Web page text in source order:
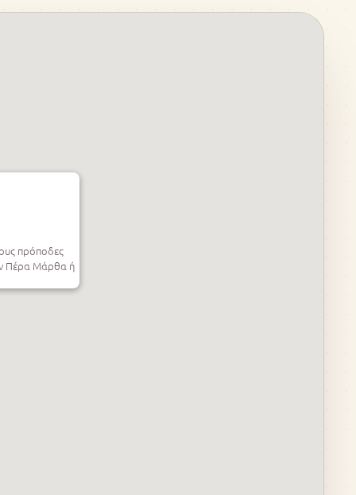
πρόποδες
Πέρα Μάρθα ή